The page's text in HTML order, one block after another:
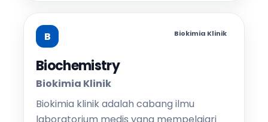
B Biokimia Klinik
Biochemistry
Biokimia Klinik
Biokimia klinik adalah cabang ilmu